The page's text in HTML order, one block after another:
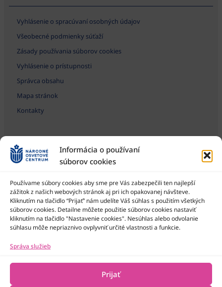
Informácia o používaní
súborov cookies
Používame súbory cookies aby sme pre Vás zabezpečili ten najlepší
zážitok z našich webových stránok aj pri ich opakovanej návšteve.
Kliknutím na tlačidlo “Prijať” nám udelíte Váš súhlas s použitím všetkých
súborov cookies. Detailne môžete použitie súborov cookies nastaviť
kliknutím na tlačidlo "Nastavenie cookies". Nesúhlas alebo odvolanie
súhlasu môže nepriaznivo ovplyvniť určité vlastnosti a funkcie.
Správa služieb
Prijať
Vyhlásenie o spracúvaní osobných údajov
Všeobecné podmienky súťaží
Zásady používania súborov cookies
Vyhlásenie o prístupnosti
Správca obsahu
Mapa stránok
Kontakty
Národné osvetové centrum je štátna príspevková organizácia
Ministerstva kultúry SR